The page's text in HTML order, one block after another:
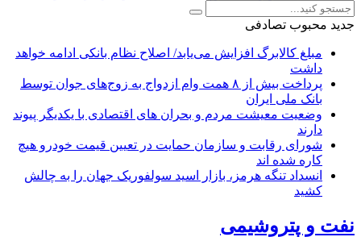
جدید محبوب تصادفی
مبلغ کالابرگ افزایش می‌یابد/ اصلاح نظام بانکی ادامه خواهد
داشت
پرداخت بیش از ۸ همت وام ازدواج به زوج‌های جوان توسط
بانک ملی ایران
وضعیت معیشت مردم و بحران های اقتصادی با یکدیگر پیوند
دارند
شورای رقابت و سازمان حمایت در تعیین قیمت خودرو هیچ
کاره شده اند
انسداد تنگه هرمز، بازار اسید سولفوریک جهان را به چالش
کشید
نفت و پتروشیمی